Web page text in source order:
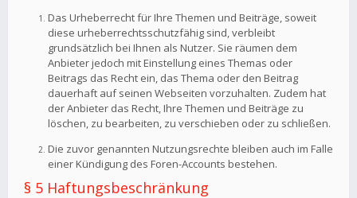
Das Urheberrecht für Ihre Themen und Beiträge, soweit
diese urheberrechtsschutzfähig sind, verbleibt
grundsätzlich bei Ihnen als Nutzer. Sie räumen dem
Anbieter jedoch mit Einstellung eines Themas oder
Beitrags das Recht ein, das Thema oder den Beitrag
dauerhaft auf seinen Webseiten vorzuhalten. Zudem hat
der Anbieter das Recht, Ihre Themen und Beiträge zu
löschen, zu bearbeiten, zu verschieben oder zu schließen.
Die zuvor genannten Nutzungsrechte bleiben auch im Falle
einer Kündigung des Foren-Accounts bestehen.
§ 5 Haftungsbeschränkung